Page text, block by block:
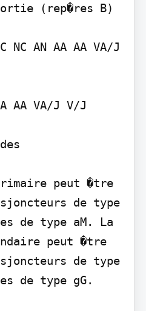
(rep�res B)
NC AN AA AA VA/J
AA VA/J V/J
peut �tre
de type
de type aM. La
peut �tre
de type
de type gG.